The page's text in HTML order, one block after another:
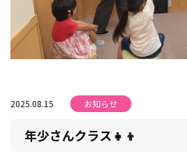
2025.08.15 お知らせ
年少さんクラス👧👦